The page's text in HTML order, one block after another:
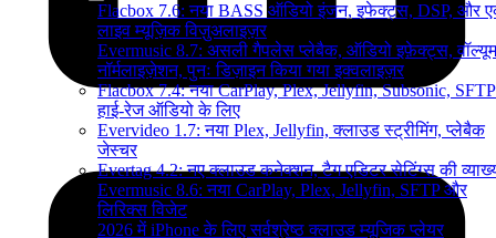
Flacbox 7.6: नया BASS ऑडियो इंजन, इफेक्ट्स, DSP, और
लाइव म्यूज़िक विज़ुअलाइज़र
Evermusic 8.7: असली गैपलेस प्लेबैक, ऑडियो इफ़ेक्ट्स, वॉल्यूम
नॉर्मलाइज़ेशन, पुनः डिज़ाइन किया गया इक्वलाइज़र
Flacbox 7.4: नया CarPlay, Plex, Jellyfin, Subsonic, SFTP
हाई-रेज ऑडियो के लिए
Evervideo 1.7: नया Plex, Jellyfin, क्लाउड स्ट्रीमिंग, प्लेबैक
जेस्चर
Evertag 4.2: नए क्लाउड कनेक्शन, टैग एडिटर सेटिंग्स की
Evermusic 8.6: नया CarPlay, Plex, Jellyfin, SFTP और
लिरिक्स विजेट
2026 में iPhone के लिए सर्वश्रेष्ठ क्लाउड म्यूजिक प्लेयर